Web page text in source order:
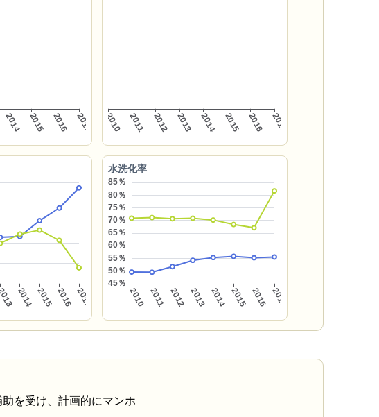
水洗化率
を受け、計画的にマンホ